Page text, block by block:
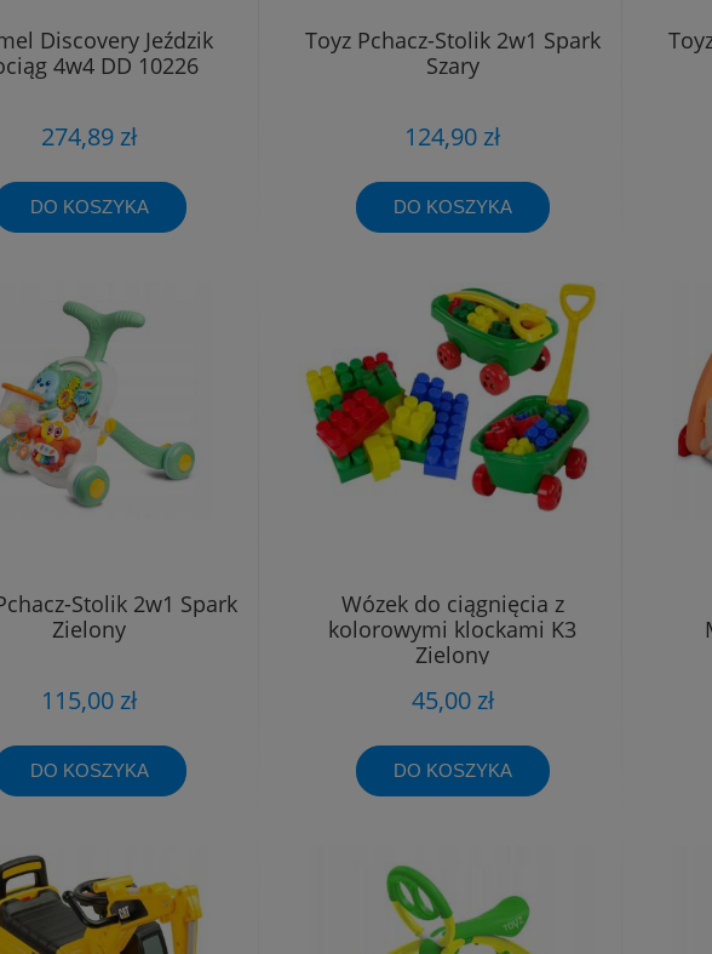
Discovery Jeździk
4w4 DD 10226
274,89 zł
DO KOSZYKA
Toyz Pchacz-Stolik 2w1 Spark
Szary
124,90 zł
DO KOSZYKA
Stolik 2w1 Spark
Zielony
115,00 zł
DO KOSZYKA
Wózek do ciągnięcia z
kolorowymi klockami K3
Zielony
45,00 zł
DO KOSZYKA